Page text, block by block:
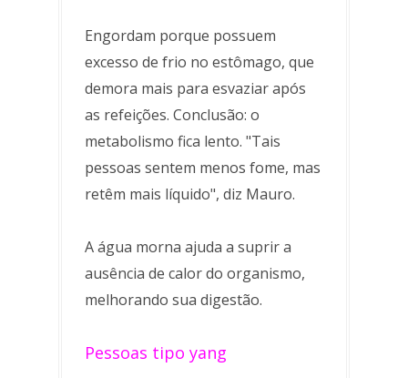
Engordam porque possuem
excesso de frio no estômago, que
demora mais para esvaziar após
as refeições. Conclusão: o
metabolismo fica lento. "Tais
pessoas sentem menos fome, mas
retêm mais líquido", diz Mauro.
A água morna ajuda a suprir a
ausência de calor do organismo,
melhorando sua digestão.
Pessoas tipo yang